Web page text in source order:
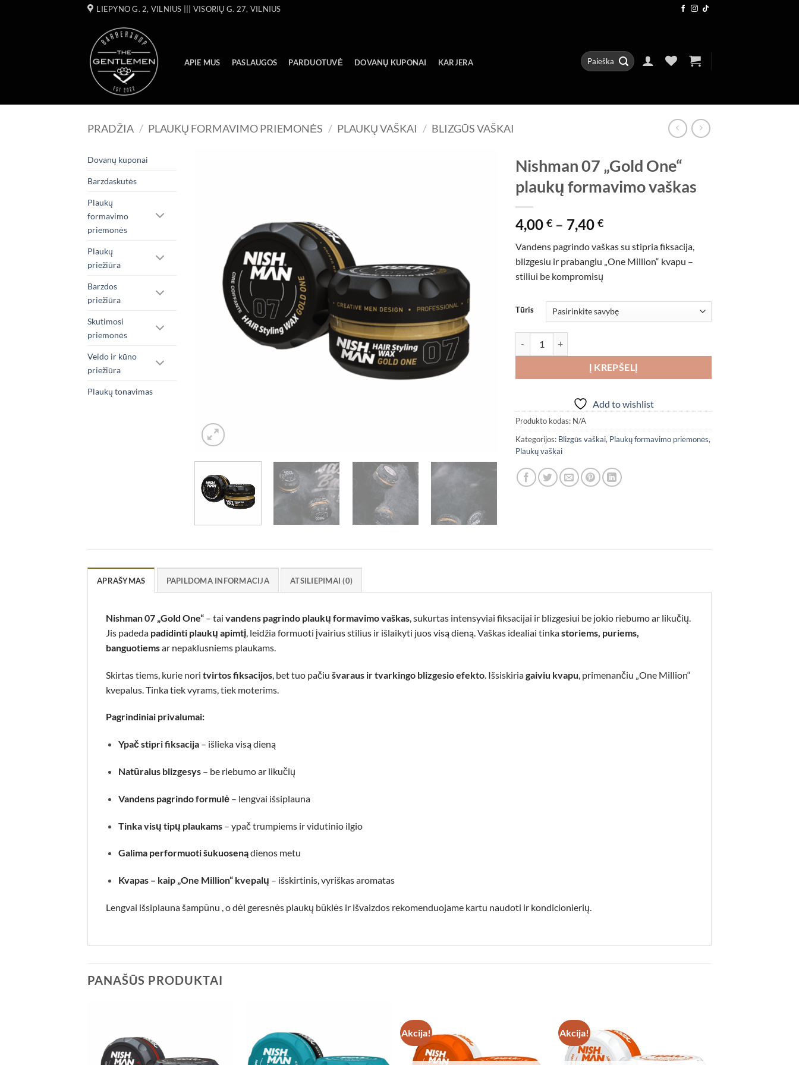
LIEPYNO G. 2, VILNIUS ||| VISORIŲ G. 27, VILNIUS
APIE MUS PASLAUGOS PARDUOTUVĖ DOVANŲ KUPONAI KARJERA
Ieškoti:
PRADŽIA / PLAUKŲ FORMAVIMO PRIEMONĖS / PLAUKŲ VAŠKAI / BLIZGŪS VAŠKAI
Dovanų kuponai
Barzdaskutės
Plaukų
formavimo
priemonės
Plaukų
priežiūra
Barzdos
priežiūra
Skutimosi
priemonės
Veido ir kūno
priežiūra
Plaukų tonavimas
Nishman 07 „Gold One“
plaukų formavimo vaškas
4,00 € – 7,40 €Price
4,00 €
through
Vandens pagrindo vaškas su stipria fiksacija,
blizgesiu ir prabangiu „One Million“ kvapu –
stiliui be kompromisų
Tūris
Į KREPŠELĮ
Add to wishlist
Produkto kodas: N/A
Kategorijos: Blizgūs vaškai, Plaukų formavimo priemonės,
Plaukų vaškai
APRAŠYMAS PAPILDOMA INFORMACIJA ATSILIEPIMAI (0)
Nishman 07 „Gold One“ – tai vandens pagrindo plaukų formavimo vaškas, sukurtas intensyviai fiksacijai ir blizgesiui be jokio riebumo ar likučių.
Jis padeda padidinti plaukų apimtį, leidžia formuoti įvairius stilius ir išlaikyti juos visą dieną. Vaškas idealiai tinkastoriems, puriems,
banguotiemsar nepaklusniems plaukams.
Skirtas tiems, kurie nori tvirtos fiksacijos , bet tuo pačiu švaraus ir tvarkingo blizgesio efekto . Išsiskiriagaiviu kvapu , primenančiu „One Million“
kvepalus. Tinka tiek vyrams, tiek moterims.
Pagrindiniai privalumai:
Ypač stipri fiksacija– išlieka visą dieną
Natūralus blizgesys– be riebumo ar likučių
Vandens pagrindo formulė– lengvai išsiplauna
Tinka visų tipų plaukams– ypač trumpiems ir vidutinio ilgio
Galima performuoti šukuosenądienos metu
Kvapas – kaip „One Million“ kvepalų – išskirtinis, vyriškas aromatas
Lengvai išsiplaunašampūnu , o dėl geresnės plaukų būklės ir išvaizdos rekomenduojame kartu naudoti ir kondicionierių.
PANAŠŪS PRODUKTAI
Akcija! Akcija!